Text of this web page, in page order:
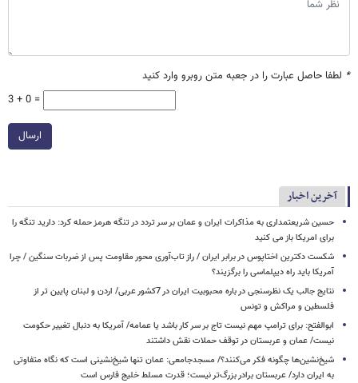
* لطفا حاصل عبارت را در جعبه متن روبرو وارد کنید
3 + 0 =
ارسال
آخرین اخبار
حسین شریعتمداری به مذاکرات ایران و عمان بر سر تردد در تنگه هرمز حمله کرد: دارید تنگه را
برای امریکا باز می کنید
شکست دکترین اختاپوس در برابر ایران / راز تاب‌آوری محور مقاومت پس از ضربات سنگین / چرا
آمریکا باید راه دیپلماسی را برگزیند؟
نتایج جالب یک نظرسنجی در باره محبوبیت ایران در 7کشور عربی/ اردن و لبنان پایین تر از
فلسطین و مراکش و تونس
ابوالفتح: برای ترامپ مهم نیست تاج بر سر کار باشد یا عمامه/ آمریکا به دنبال تغییر حکومت
نیست/ عمان و عربستان در توقف حملات نقش داشتند
شیخ‌نشین‌ها چگونه فکر می‌کنند؟/ مسجدجامعی: عمان تنها شیخ‌نشینی است که نگاه متفاوتی
به ایران دارد/ عربستان برادر بزرگ‌تر نیست؛ قدرت مسلط خلیج فارس است